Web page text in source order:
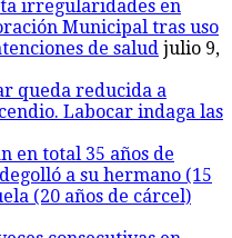
irregularidades en
Municipal tras uso
de salud julio 9,
queda reducida a
Labocar indaga las
en total 35 años de
a su hermano (15
(20 años de cárcel)